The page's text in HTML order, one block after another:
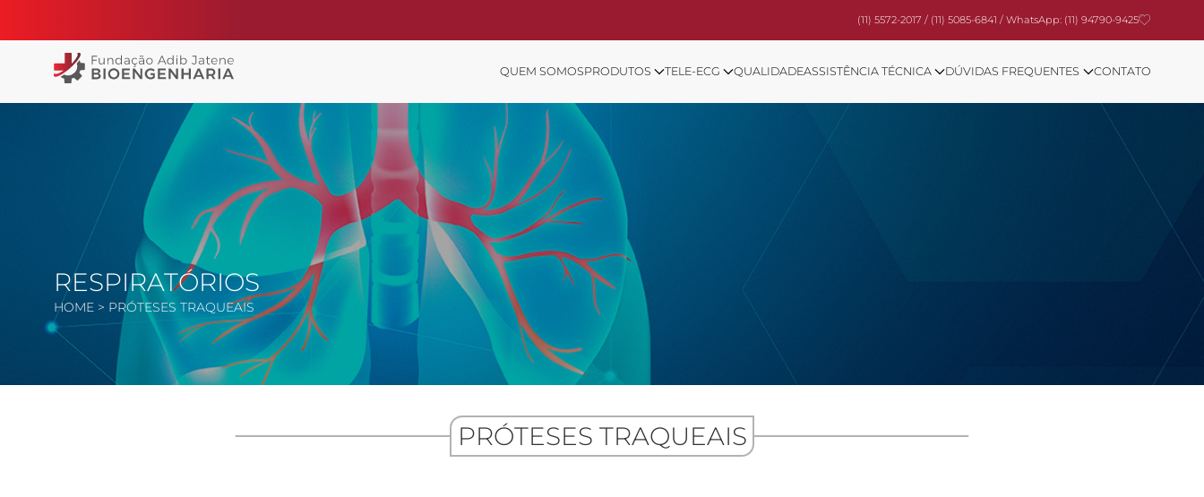
(11) 5572-2017 / (11) 5085-6841 /WhatsApp: (11) 94790-9425
QUEM SOMOSPRODUTOS TELE-ECG QUALIDADEASSISTÊNCIA TÉCNICA DÚVIDAS FREQUENTES CONTATO
RESPIRATÓRIOS
HOME> PRÓTESES TRAQUEAIS
PRÓTESES TRAQUEAIS